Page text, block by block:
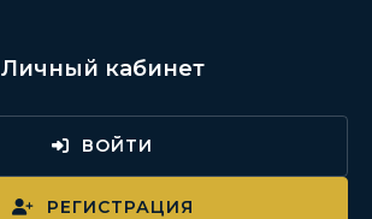
Личный кабинет
ВОЙТИ
РЕГИСТРАЦИЯ